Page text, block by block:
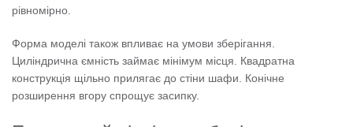
рівномірно.
Форма моделі також впливає на умови зберігання.
Циліндрична ємність займає мінімум місця. Квадратна
конструкція щільно прилягає до стіни шафи. Конічне
розширення вгору спрощує засипку.